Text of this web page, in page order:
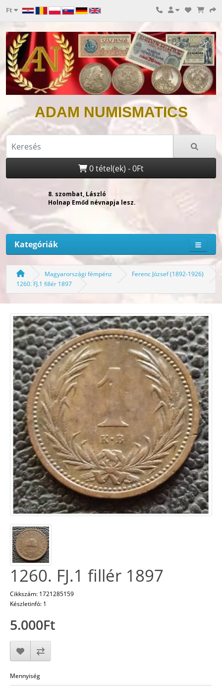
Ft
ADAM NUMISMATICS
0 tétel(ek) - 0Ft
Kategóriák
Magyarországi fémpénz
Ferenc József (1892-1926)
1260. FJ.1 fillér 1897
1260. FJ.1 fillér 1897
Cikkszám: 1721285159
Készletinfó: 1
5.000Ft
Mennyiség